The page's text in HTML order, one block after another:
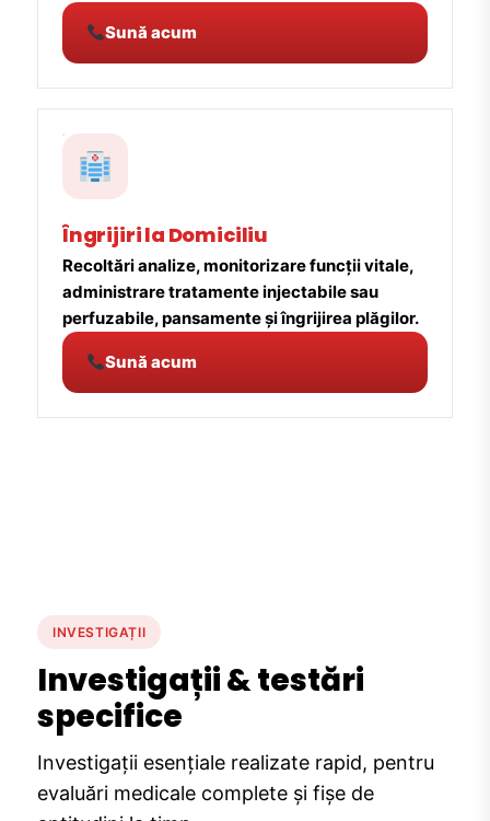
Sună acum
Îngrijiri la Domiciliu
Recoltări analize, monitorizare funcții vitale,
administrare tratamente injectabile sau
perfuzabile, pansamente și îngrijirea plăgilor.
Sună acum
INVESTIGAȚII
Investigații & testări
specifice
Investigații esențiale realizate rapid, pentru
evaluări medicale complete și fișe de